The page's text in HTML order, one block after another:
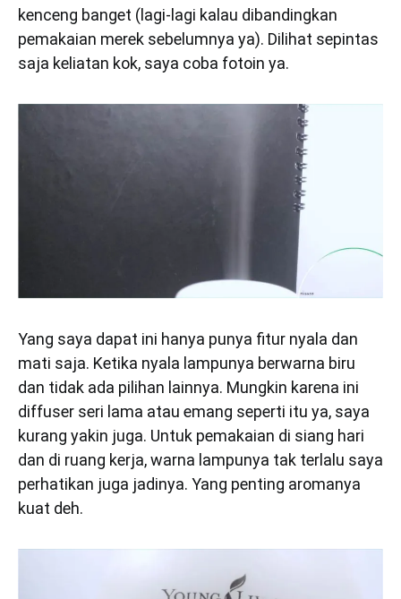
kenceng banget (lagi-lagi kalau dibandingkan
pemakaian merek sebelumnya ya). Dilihat sepintas
saja keliatan kok, saya coba fotoin ya.
Yang saya dapat ini hanya punya fitur nyala dan
mati saja. Ketika nyala lampunya berwarna biru
dan tidak ada pilihan lainnya. Mungkin karena ini
diffuser seri lama atau emang seperti itu ya, saya
kurang yakin juga. Untuk pemakaian di siang hari
dan di ruang kerja, warna lampunya tak terlalu saya
perhatikan juga jadinya. Yang penting aromanya
kuat deh.